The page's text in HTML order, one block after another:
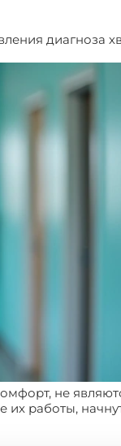
диагноза
не
работы,